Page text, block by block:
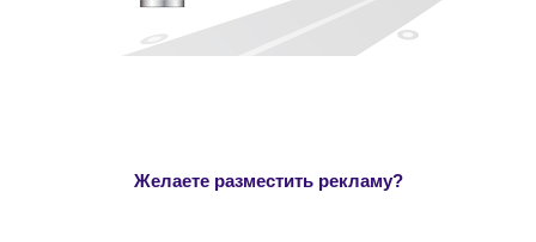
Желаете разместить рекламу?